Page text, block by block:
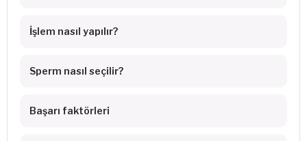
İşlem nasıl yapılır?
Sperm nasıl seçilir?
Başarı faktörleri